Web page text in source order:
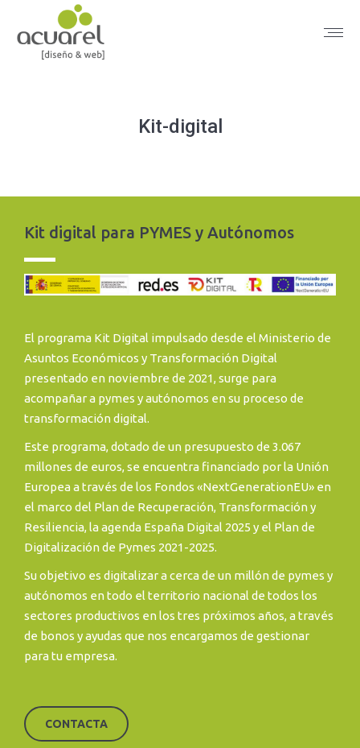
Kit-digital
Kit digital para PYMES y Autónomos
El programa Kit Digital impulsado desde el Ministerio de
Asuntos Económicos y Transformación Digital
presentado en noviembre de 2021, surge para
acompañar a pymes y autónomos en su proceso de
transformación digital.
Este programa, dotado de un presupuesto de 3.067
millones de euros, se encuentra financiado por la Unión
Europea a través de los Fondos «NextGenerationEU» en
el marco del Plan de Recuperación, Transformación y
Resiliencia, la agenda España Digital 2025 y el Plan de
Digitalización de Pymes 2021-2025.
Su objetivo es digitalizar a cerca de un millón de pymes y
autónomos en todo el territorio nacional de todos los
sectores productivos en los tres próximos años, a través
de bonos y ayudas que nos encargamos de gestionar
para tu empresa.
CONTACTA